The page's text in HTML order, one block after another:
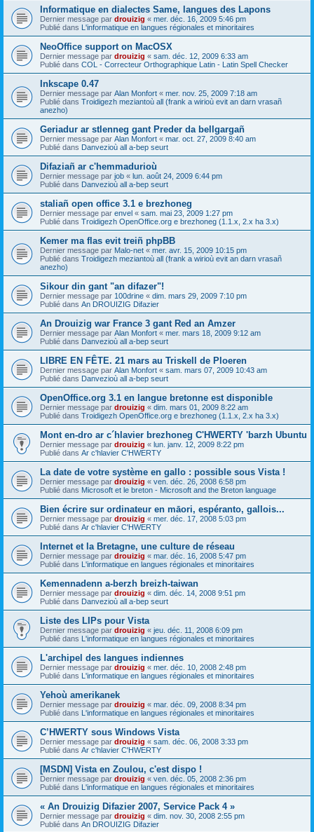
Informatique en dialectes Same, langues des Lapons
Dernier message par drouizig « mer. déc. 16, 2009 5:46 pm
Publié dans L'informatique en langues régionales et minoritaires
NeoOffice support on MacOSX
Dernier message par drouizig « sam. déc. 12, 2009 6:33 am
Publié dans COL - Correcteur Orthographique Latin - Latin Spell Checker
Inkscape 0.47
Dernier message par Alan Monfort « mer. nov. 25, 2009 7:18 am
Publié dans Troidigezh meziantoù all (frank a wirioù evit an darn vrasañ
anezho)
Geriadur ar stlenneg gant Preder da bellgargañ
Dernier message par Alan Monfort « mar. oct. 27, 2009 8:40 am
Publié dans Danvezioù all a-bep seurt
Difaziañ ar c'hemmadurioù
Dernier message par job « lun. août 24, 2009 6:44 pm
Publié dans Danvezioù all a-bep seurt
staliañ open office 3.1 e brezhoneg
Dernier message par envel « sam. mai 23, 2009 1:27 pm
Publié dans Troidigezh OpenOffice.org e brezhoneg (1.1.x, 2.x ha 3.x)
Kemer ma flas evit treiñ phpBB
Dernier message par Malo-net « mer. avr. 15, 2009 10:15 pm
Publié dans Troidigezh meziantoù all (frank a wirioù evit an darn vrasañ
anezho)
Sikour din gant "an difazer"!
Dernier message par 100drine « dim. mars 29, 2009 7:10 pm
Publié dans An DROUIZIG Difazier
An Drouizig war France 3 gant Red an Amzer
Dernier message par Alan Monfort « mer. mars 18, 2009 9:12 am
Publié dans Danvezioù all a-bep seurt
LIBRE EN FÊTE. 21 mars au Triskell de Ploeren
Dernier message par Alan Monfort « sam. mars 07, 2009 10:43 am
Publié dans Danvezioù all a-bep seurt
OpenOffice.org 3.1 en langue bretonne est disponible
Dernier message par drouizig « dim. mars 01, 2009 8:22 am
Publié dans Troidigezh OpenOffice.org e brezhoneg (1.1.x, 2.x ha 3.x)
Mont en-dro ar c´hlavier brezhoneg C'HWERTY 'barzh Ubuntu
Dernier message par drouizig « lun. janv. 12, 2009 8:22 pm
Publié dans Ar c'hlavier C'HWERTY
La date de votre système en gallo : possible sous Vista !
Dernier message par drouizig « ven. déc. 26, 2008 6:58 pm
Publié dans Microsoft et le breton - Microsoft and the Breton language
Bien écrire sur ordinateur en māori, espéranto, gallois...
Dernier message par drouizig « mer. déc. 17, 2008 5:03 pm
Publié dans Ar c'hlavier C'HWERTY
Internet et la Bretagne, une culture de réseau
Dernier message par drouizig « mar. déc. 16, 2008 5:47 pm
Publié dans L'informatique en langues régionales et minoritaires
Kemennadenn a-berzh breizh-taiwan
Dernier message par drouizig « dim. déc. 14, 2008 9:51 pm
Publié dans Danvezioù all a-bep seurt
Liste des LIPs pour Vista
Dernier message par drouizig « jeu. déc. 11, 2008 6:09 pm
Publié dans L'informatique en langues régionales et minoritaires
L'archipel des langues indiennes
Dernier message par drouizig « mer. déc. 10, 2008 2:48 pm
Publié dans L'informatique en langues régionales et minoritaires
Yehoù amerikanek
Dernier message par drouizig « mar. déc. 09, 2008 8:34 pm
Publié dans L'informatique en langues régionales et minoritaires
C’HWERTY sous Windows Vista
Dernier message par drouizig « sam. déc. 06, 2008 3:33 pm
Publié dans Ar c'hlavier C'HWERTY
[MSDN] Vista en Zoulou, c'est dispo !
Dernier message par drouizig « ven. déc. 05, 2008 2:36 pm
Publié dans L'informatique en langues régionales et minoritaires
« An Drouizig Difazier 2007, Service Pack 4 »
Dernier message par drouizig « dim. nov. 30, 2008 2:55 pm
Publié dans An DROUIZIG Difazier